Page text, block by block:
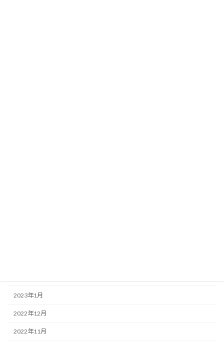
2023年1月
2022年12月
2022年11月